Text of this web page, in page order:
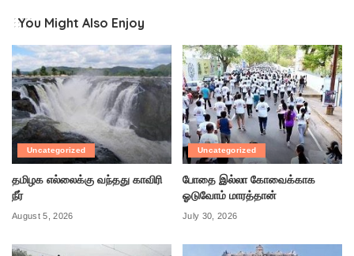
You Might Also Enjoy
Uncategorized
தமிழக எல்லைக்கு வந்தது காவிரி
நீர்
August 5, 2026
Uncategorized
போதை இல்லா கோவைக்காக
ஓடுவோம் மாரத்தான்
July 30, 2026